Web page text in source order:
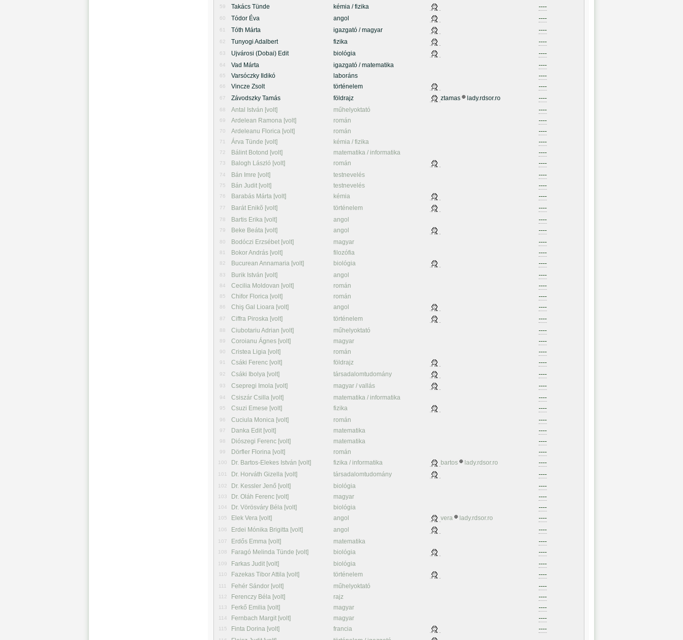
59 Takács Tünde kémia / fizika ----
60 Tódor Éva angol ----
61 Tóth Márta igazgató / magyar ----
62 Tunyogi Adalbert fizika ----
63 Ujvárosi (Dobai) Edit biológia ----
64 Vad Márta igazgató / matematika ----
65 Varsóczky Ildikó laboráns ----
66 Vincze Zsolt történelem ----
67 Závodszky Tamás földrajz ztamas lady.rdsor.ro ----
68 Antal István [volt] műhelyoktató ----
69 Ardelean Ramona [volt] román ----
70 Ardeleanu Florica [volt] román ----
71 Árva Tünde [volt] kémia / fizika ----
72 Bálint Botond [volt] matematika / informatika ----
73 Balogh László [volt] román ----
74 Bán Imre [volt] testnevelés ----
75 Bán Judit [volt] testnevelés ----
76 Barabás Márta [volt] kémia ----
77 Barát Enikõ [volt] történelem ----
78 Bartis Erika [volt] angol ----
79 Beke Beáta [volt] angol ----
80 Bodóczi Erzsébet [volt] magyar ----
81 Bokor András [volt] filozófia ----
82 Bucurean Annamaria [volt] biológia ----
83 Burik István [volt] angol ----
84 Cecilia Moldovan [volt] román ----
85 Chifor Florica [volt] román ----
86 Chiş Gal Lioara [volt] angol ----
87 Ciffra Piroska [volt] történelem ----
88 Ciubotariu Adrian [volt] műhelyoktató ----
89 Coroianu Ágnes [volt] magyar ----
90 Cristea Ligia [volt] román ----
91 Csáki Ferenc [volt] földrajz ----
92 Csáki Ibolya [volt] társadalomtudomány ----
93 Csepregi Imola [volt] magyar / vallás ----
94 Csiszár Csilla [volt] matematika / informatika ----
95 Csuzi Emese [volt] fizika ----
96 Cuciula Monica [volt] román ----
97 Danka Edit [volt] matematika ----
98 Diószegi Ferenc [volt] matematika ----
99 Dörfler Florina [volt] román ----
100 Dr. Bartos-Elekes István [volt] fizika / informatika bartos lady.rdsor.ro ----
101 Dr. Horváth Gizella [volt] társadalomtudomány ----
102 Dr. Kessler Jenő [volt] biológia ----
103 Dr. Oláh Ferenc [volt] magyar ----
104 Dr. Vörösváry Béla [volt] biológia ----
105 Elek Vera [volt] angol vera lady.rdsor.ro ----
106 Erdei Mónika Brigitta [volt] angol ----
107 Erdős Emma [volt] matematika ----
108 Faragó Melinda Tünde [volt] biológia ----
109 Farkas Judit [volt] biológia ----
110 Fazekas Tibor Attila [volt] történelem ----
111 Fehér Sándor [volt] műhelyoktató ----
112 Ferenczy Béla [volt] rajz ----
113 Ferkő Emilia [volt] magyar ----
114 Fernbach Margit [volt] magyar ----
115 Finta Dorina [volt] francia ----